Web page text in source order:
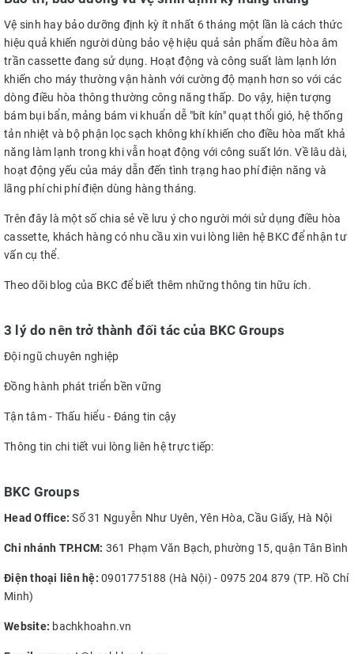
Vệ sinh hay bảo dưỡng định kỳ ít nhất 6 tháng một lần là cách thức
hiệu quả khiến người dùng bảo vệ hiệu quả sản phẩm điều hòa âm
trần cassette đang sử dụng. Hoạt động và công suất làm lạnh lớn
khiến cho máy thường vận hành với cường độ mạnh hơn so với các
dòng điều hòa thông thường công năng thấp. Do vậy, hiện tượng
bám bụi bẩn, mảng bám vi khuẩn dễ "bít kín" quạt thổi gió, hệ thống
tản nhiệt và bộ phận lọc sạch không khí khiến cho điều hòa mất khả
năng làm lạnh trong khi vẫn hoạt động với công suất lớn. Về lâu dài,
hoạt động yếu của máy dẫn đến tình trạng hao phí điện năng và
lãng phí chi phí điện dùng hàng tháng.
Trên đây là một số chia sẻ về lưu ý cho người mới sử dụng điều hòa
cassette, khách hàng có nhu cầu xin vui lòng liên hệ BKC để nhận tư
vấn cụ thể.
Theo dõi blog của BKC để biết thêm những thông tin hữu ích.
3 lý do nên trở thành đối tác của BKC Groups
Đội ngũ chuyên nghiệp
Đồng hành phát triển bền vững
Tận tâm - Thấu hiểu - Đáng tin cậy
Thông tin chi tiết vui lòng liên hệ trực tiếp:
BKC Groups
Head Office: Số 31 Nguyễn Như Uyên, Yên Hòa, Cầu Giấy, Hà Nội
Chi nhánh TP.HCM: 361 Phạm Văn Bạch, phường 15, quận Tân Bình
Điện thoại liên hệ: 0901775188 (Hà Nội) - 0975 204 879 (TP. Hồ Chí
Minh)
Website: bachkhoahn.vn